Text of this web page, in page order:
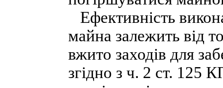
Ефективність
майна залежить від
вжито заходів для
згідно з ч. 2 ст. 125